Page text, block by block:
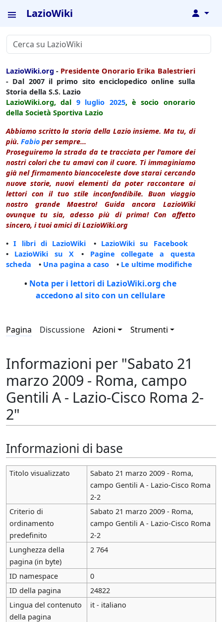
LazioWiki ↓
LazioWiki.org - Presidente Onorario Erika Balestrieri
- Dal 2007 il primo sito enciclopedico online sulla
Storia della S.S. Lazio
LazioWiki.org, dal 9 luglio 2025, è socio onorario
della Società Sportiva Lazio
Abbiamo scritto la storia della Lazio insieme. Ma tu, di
più. Fabio per sempre...
Proseguiremo la strada da te tracciata per l'amore dei
nostri colori che tu amavi con il cuore. Ti immaginiamo
già nel firmamento biancoceleste dove starai cercando
nuove storie, nuovi elementi da poter raccontare ai
lettori con il tuo stile inconfondibile. Buon viaggio
nostro grande Maestro! Guida ancora LazioWiki
ovunque tu sia, adesso più di prima! Con affetto
sincero, i tuoi amici di LazioWiki.org
•I libri di LazioWiki • LazioWiki su Facebook
• LazioWiki su X • Pagine collegate a questa
scheda • Una pagina a caso • Le ultime modifiche
• Nota per i lettori di LazioWiki.org che
accedono al sito con un cellulare
Pagina Discussione Azioni Strumenti
Informazioni per "Sabato 21
marzo 2009 - Roma, campo
Gentili A - Lazio-Cisco Roma 2-
2"
Informazioni di base
Titolo visualizzato
Sabato 21 marzo 2009 - Roma,
campo Gentili A - Lazio-Cisco Roma
2-2
Criterio di
ordinamento
predefinito
Sabato 21 marzo 2009 - Roma,
campo Gentili A - Lazio-Cisco Roma
2-2
Lunghezza della
pagina (in byte)
2 764
ID namespace
0
ID della pagina
24822
Lingua del contenuto
della pagina
it - italiano